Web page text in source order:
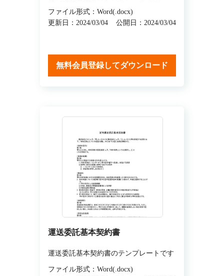
ファイル形式：Word(.docx)
更新日：2024/03/04
公開日：2024/03/04
無料会員登録してダウンロード
運送委託基本契約書
運送委託基本契約書のテンプレートです
ファイル形式：Word(.docx)